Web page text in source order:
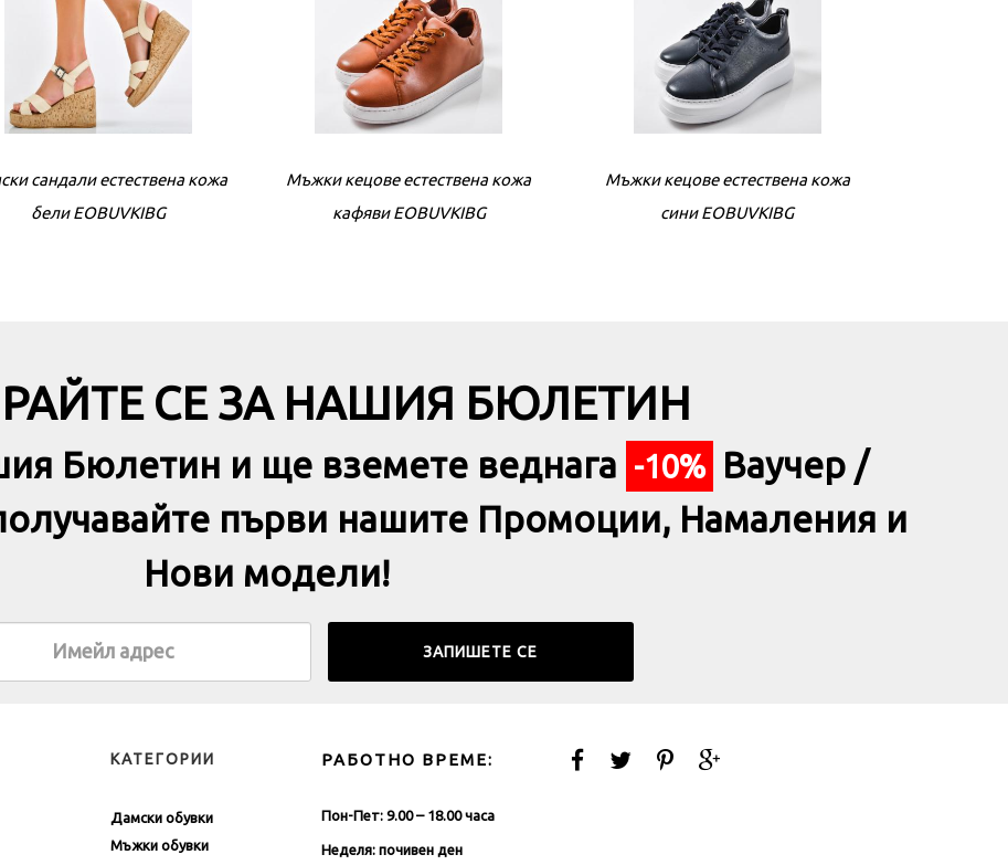
сандали естествена кожа
бели EOBUVKIBG
Дамски сандали естествена кожа
бежови EOBUVKIBG
Дамски сандали естествена кожа
бели EOBUVKIBG
Мъжки кецове естествена кожа
кафяви EOBUVKIBG
Мъжки кецове естествена кожа
сини EOBUVKIBG
СЕ ЗА НАШИЯ БЮЛЕТИН
Бюлетин и ще вземете веднага -10% Ваучер /
първи нашите Промоции, Намаления и
Нови модели!
КАТЕГОРИИ
Дамски обувки
Мъжки обувки
РАБОТНО ВРЕМЕ:
Пон-Пет: 9.00 – 18.00 часа
Неделя: почивен ден